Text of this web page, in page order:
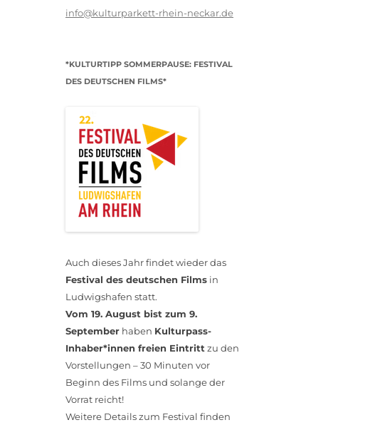
info@kulturparkett-rhein-neckar.de
*KULTURTIPP SOMMERPAUSE: FESTIVAL
DES DEUTSCHEN FILMS*
Auch dieses Jahr findet wieder das
Festival des deutschen Films in
Ludwigshafen statt.
Vom 19. August bist zum 9.
September haben Kulturpass-
Inhaber*innen freien Eintritt zu den
Vorstellungen – 30 Minuten vor
Beginn des Films und solange der
Vorrat reicht!
Weitere Details zum Festival finden